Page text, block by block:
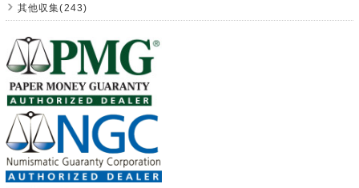
其他収集(243)